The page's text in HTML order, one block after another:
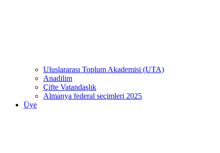
Uluslararası Toplum Akademisi (UTA)
Anadilim
Çifte Vatandaşlık
Almanya federal seçimleri 2025
Üye